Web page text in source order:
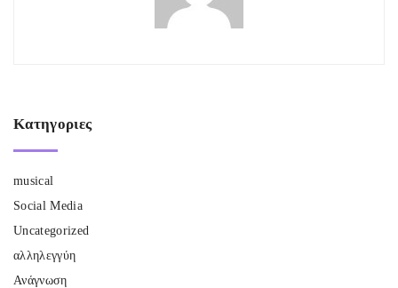
Κατηγοριες
musical
Social Media
Uncategorized
αλληλεγγύη
Ανάγνωση